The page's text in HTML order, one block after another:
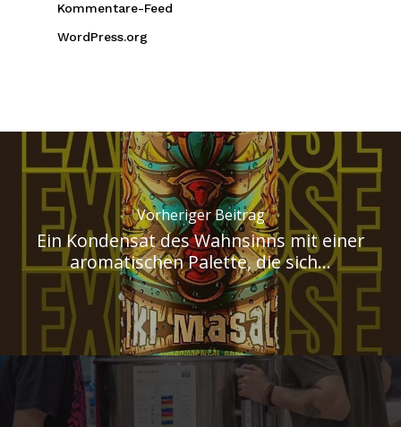
Kommentare-Feed
WordPress.org
Vorheriger Beitrag
Ein Kondensat des Wahnsinns mit einer
aromatischen Palette, die sich...